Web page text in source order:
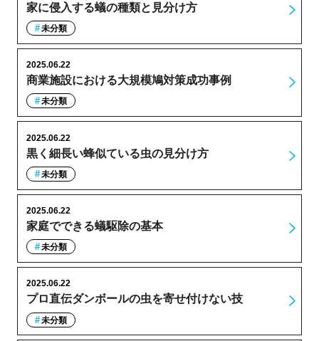
家に侵入する蟻の種類と見分け方
未分類
商業施設における大規模鳩対策成功事例
2025.06.22
未分類
黒く細長い蜂似ている虫の見分け方
2025.06.22
未分類
家庭でできる蟻駆除の基本
2025.06.22
未分類
プロ直伝ダンボールの虫を寄せ付けない技
2025.06.22
未分類